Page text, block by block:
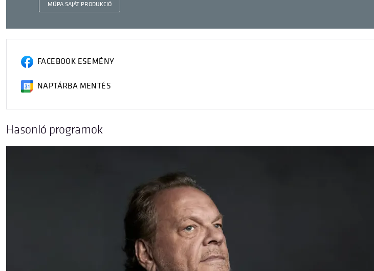
MÜPA SAJÁT PRODUKCIÓ
FACEBOOK ESEMÉNY
NAPTÁRBA MENTÉS
Hasonló programok